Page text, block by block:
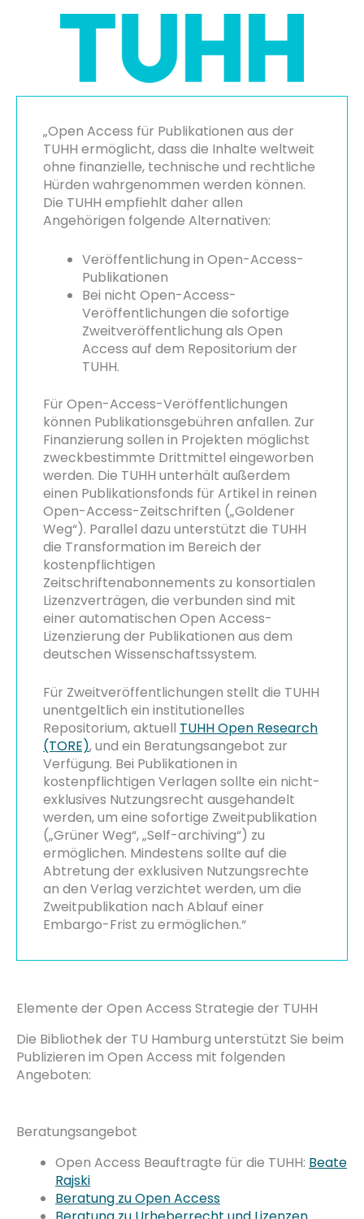
„Open Access für Publikationen aus der
TUHH ermöglicht, dass die Inhalte weltweit
ohne finanzielle, technische und rechtliche
Hürden wahrgenommen werden können.
Die TUHH empfiehlt daher allen
Angehörigen folgende Alternativen:
Veröffentlichung in Open-Access-
Publikationen
Bei nicht Open-Access-
Veröffentlichungen die sofortige
Zweitveröffentlichung als Open
Access auf dem Repositorium der
TUHH.
Für Open-Access-Veröffentlichungen
können Publikationsgebühren anfallen. Zur
Finanzierung sollen in Projekten möglichst
zweckbestimmte Drittmittel eingeworben
werden. Die TUHH unterhält außerdem
einen Publikationsfonds für Artikel in reinen
Open-Access-Zeitschriften („Goldener
Weg“). Parallel dazu unterstützt die TUHH
die Transformation im Bereich der
kostenpflichtigen
Zeitschriftenabonnements zu konsortialen
Lizenzverträgen, die verbunden sind mit
einer automatischen Open Access-
Lizenzierung der Publikationen aus dem
deutschen Wissenschaftssystem.
Für Zweitveröffentlichungen stellt die TUHH
unentgeltlich ein institutionelles
Repositorium, aktuell TUHH Open Research
(TORE), und ein Beratungsangebot zur
Verfügung. Bei Publikationen in
kostenpflichtigen Verlagen sollte ein nicht-
exklusives Nutzungsrecht ausgehandelt
werden, um eine sofortige Zweitpublikation
(„Grüner Weg“, „Self-archiving“) zu
ermöglichen. Mindestens sollte auf die
Abtretung der exklusiven Nutzungsrechte
an den Verlag verzichtet werden, um die
Zweitpublikation nach Ablauf einer
Embargo-Frist zu ermöglichen.“
Elemente der Open Access Strategie der TUHH
Die Bibliothek der TU Hamburg unterstützt Sie beim
Publizieren im Open Access mit folgenden
Angeboten:
Beratungsangebot
Open Access Beauftragte für die TUHH: Beate
Rajski
Beratung zu Open Access